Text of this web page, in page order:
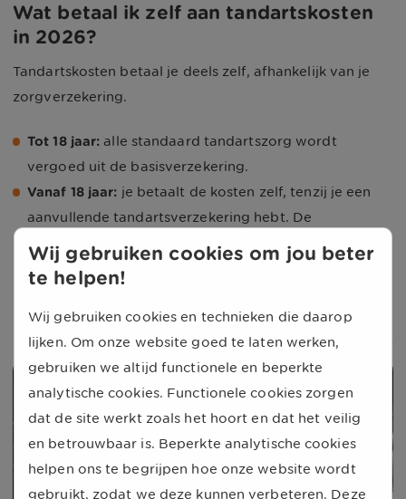
Wat betaal ik zelf aan tandartskosten
in 2026?
Tandartskosten betaal je deels zelf, afhankelijk van je
zorgverzekering.
Tot 18 jaar: alle standaard tandartszorg wordt
vergoed uit de basisverzekering.
Vanaf 18 jaar: je betaalt de kosten zelf, tenzij je een
aanvullende tandartsverzekering hebt. De
basisverzekering vergoedt tandzorg alleen in
bijzondere gevallen, zoals bij een kaakoperatie.
Bekijk de vergoeding voor de tandarts
Wij gebruiken cookies om jou beter
te helpen!
Wij gebruiken cookies en technieken die daarop
lijken. Om onze website goed te laten werken,
gebruiken we altijd functionele en beperkte
analytische cookies. Functionele cookies zorgen
dat de site werkt zoals het hoort en dat het veilig
en betrouwbaar is. Beperkte analytische cookies
helpen ons te begrijpen hoe onze website wordt
gebruikt, zodat we deze kunnen verbeteren. Deze